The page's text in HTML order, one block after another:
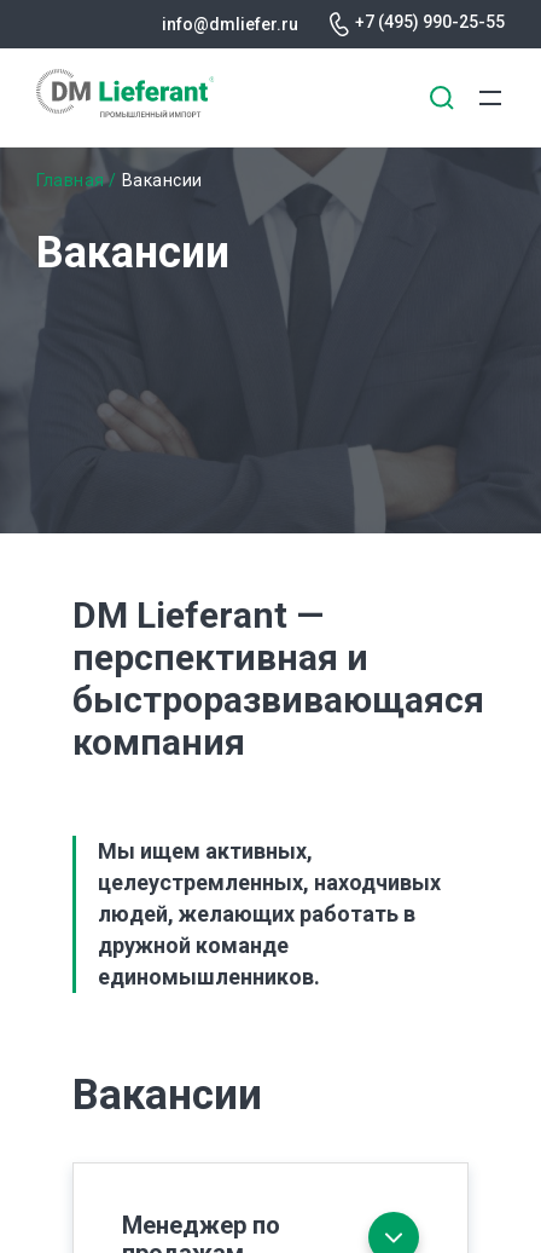
содержанию
info@dmliefer.ru +7 (495) 990-25-55
Строка
навигации
Главная Вакансии
Вакансии
DM Lieferant —
перспективная и
быстроразвивающаяся
компания
Мы ищем активных,
целеустремленных, находчивых
людей, желающих работать в
дружной команде
единомышленников.
Вакансии
Менеджер по